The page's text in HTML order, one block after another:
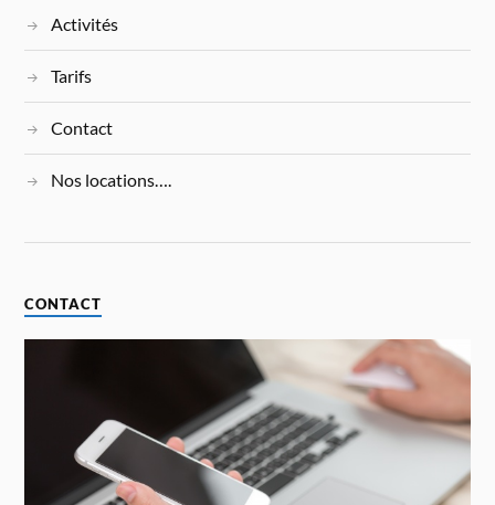
Activités
Tarifs
Contact
Nos locations….
CONTACT